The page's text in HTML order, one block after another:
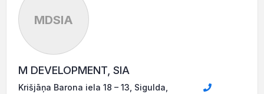
MDSIA
M DEVELOPMENT, SIA
Krišjāņa Barona iela 18 – 13, Sigulda,